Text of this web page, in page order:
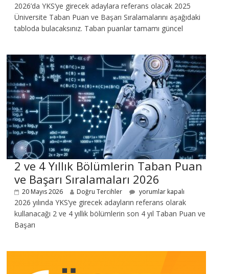
2026’da YKS’ye girecek adaylara referans olacak 2025
Üniversite Taban Puan ve Başarı Sıralamalarını aşağıdaki
tabloda bulacaksınız. Taban puanlar tamamı güncel
2 ve 4 Yıllık Bölümlerin Taban Puan
ve Başarı Sıralamaları 2026
20 Mayıs 2026 Doğru Tercihler yorumlar kapalı
2026 yılında YKS’ye girecek adayların referans olarak
kullanacağı 2 ve 4 yıllık bölümlerin son 4 yıl Taban Puan ve
Başarı